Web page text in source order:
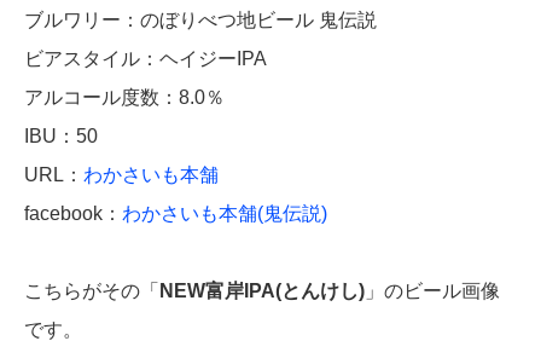
ブルワリー：のぼりべつ地ビール 鬼伝説
ビアスタイル：ヘイジーIPA
アルコール度数：8.0％
IBU：50
URL： わかさいも本舗
facebook： わかさいも本舗(鬼伝説)
こちらがその「 NEW富岸IPA(とんけし) 」のビール画像
です。